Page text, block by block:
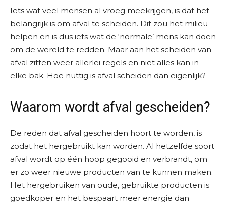
Iets wat veel mensen al vroeg meekrijgen, is dat het
belangrijk is om afval te scheiden. Dit zou het milieu
helpen en is dus iets wat de ‘normale’ mens kan doen
om de wereld te redden. Maar aan het scheiden van
afval zitten weer allerlei regels en niet alles kan in
elke bak. Hoe nuttig is afval scheiden dan eigenlijk?
Waarom wordt afval gescheiden?
De reden dat afval gescheiden hoort te worden, is
zodat het hergebruikt kan worden. Al hetzelfde soort
afval wordt op één hoop gegooid en verbrandt, om
er zo weer nieuwe producten van te kunnen maken.
Het hergebruiken van oude, gebruikte producten is
goedkoper en het bespaart meer energie dan